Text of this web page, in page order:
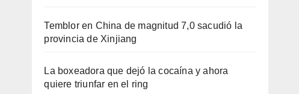
Temblor en China de magnitud 7,0 sacudió la
provincia de Xinjiang
La boxeadora que dejó la cocaína y ahora
quiere triunfar en el ring​